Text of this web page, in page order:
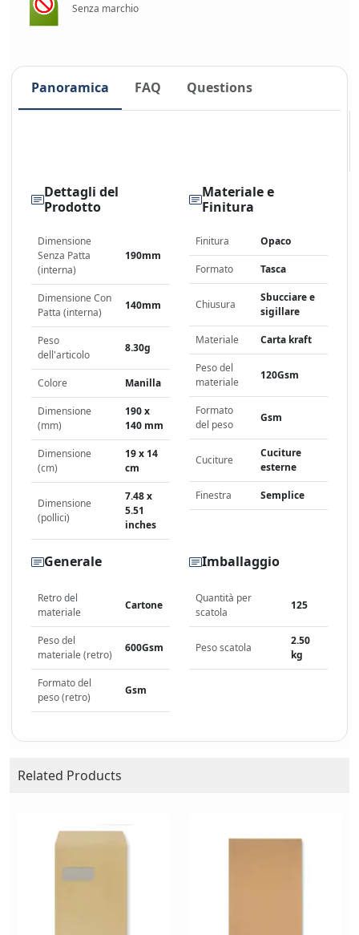
Senza marchio
Panoramica FAQ Questions
Dettagli del
Prodotto
Dimensione
Senza Patta
(interna)
190mm
Dimensione Con
Patta (interna)
140mm
Peso
dell'articolo
8.30g
Colore Manilla
Dimensione
(mm)
190 x
140 mm
Dimensione
(cm)
19 x 14
cm
Dimensione
(pollici)
7.48 x
5.51
inches
Materiale e
Finitura
Finitura Opaco
Formato Tasca
Chiusura
Sbucciare e
sigillare
Materiale Carta kraft
Peso del
materiale
120Gsm
Formato
del peso
Gsm
Cuciture
Cuciture
esterne
Finestra Semplice
Generale
Retro del
materiale
Cartone
Peso del
materiale (retro)
600Gsm
Formato del
peso (retro)
Gsm
Imballaggio
Quantità per
scatola
125
Peso scatola
2.50
kg
Related Products